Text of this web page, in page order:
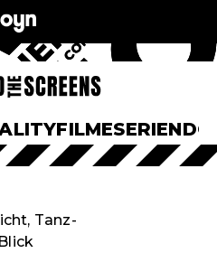
FILMESERIEN
Tanz-